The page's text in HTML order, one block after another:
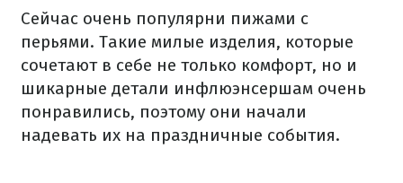
Сейчас очень популярни пижами с
перьями. Такие милые изделия, которые
сочетают в себе не только комфорт, но и
шикарные детали инфлюэнсершам очень
понравились, поэтому они начали
надевать их на праздничные события.